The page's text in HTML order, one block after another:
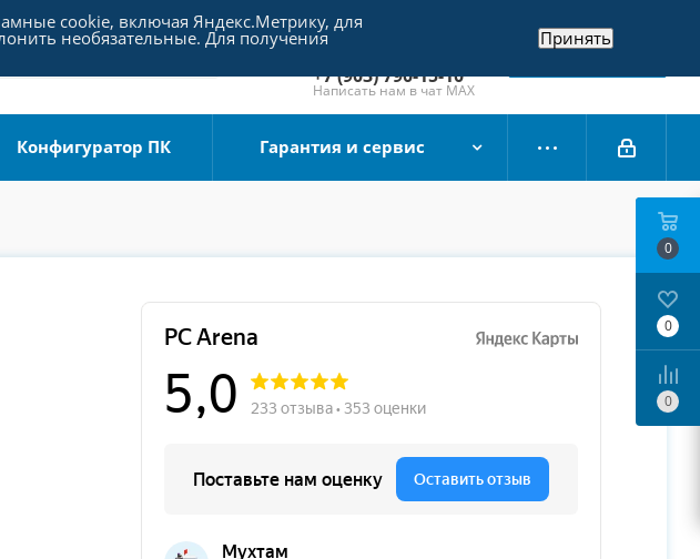
+7 (495) 790-15-10
Отдел продаж
+7 (903) 790-15-10
Написать нам в чат MAX
Заказать звонок
Конфигуратор ПК Гарантия и сервис
0
0
0
cookie, включая Яндекс.Метрику, для
необязательные. Для получения Принять